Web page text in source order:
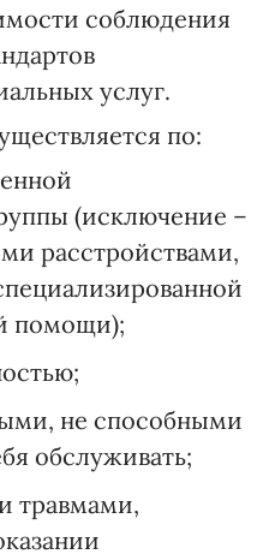
соблюдения
услуг.
по:
(исключение –
расстройствами,
помощи);
не способными
обслуживать;
травмами,